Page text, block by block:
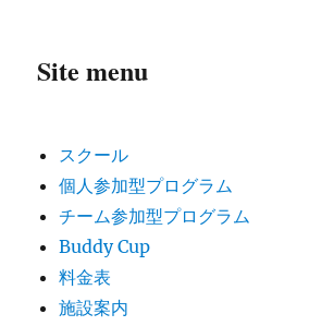
Site menu
スクール
個人参加型プログラム
チーム参加型プログラム
Buddy Cup
料金表
施設案内